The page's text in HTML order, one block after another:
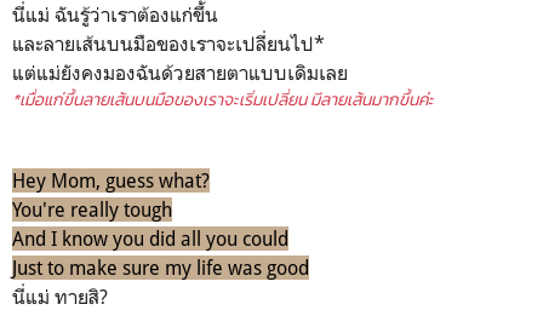
นี่แม่ ฉันรู้ว่าเราต้องแก่ขึ้น
และลายเส้นบนมือของเราจะเปลี่ยนไป*
แต่แม่ยังคงมองฉันด้วยสายตาแบบเดิมเลย
*เมื่อแก่ขึ้นลายเส้นบนมือของเราจะเริ่มเปลี่ยน มีลายเส้นมากขึ้นค่ะ
Hey Mom, guess what?
You're really tough
And I know you did all you could
Just to make sure my life was good
นี่แม่ ทายสิ?